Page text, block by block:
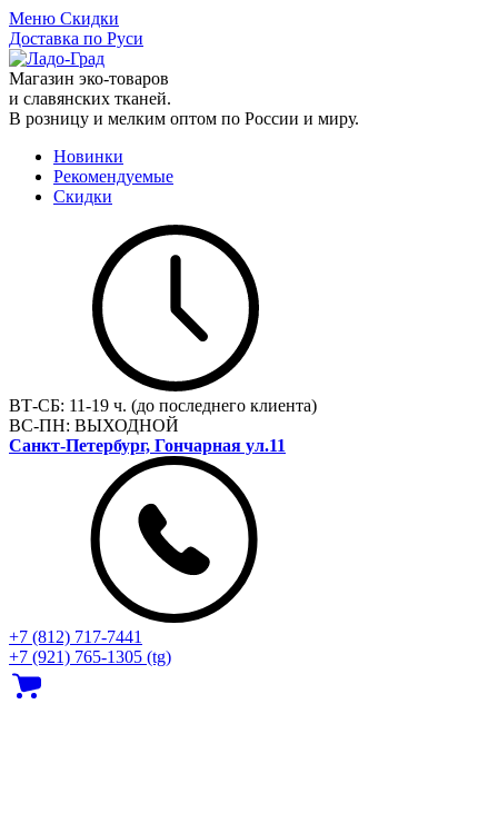
Меню Скидки
Доставка по Руси
Магазин эко-товаров
и славянских тканей.
В розницу и мелким оптом по России и миру.
Новинки
Рекомендуемые
Скидки
ВТ-СБ: 11-19 ч. (до последнего клиента)
ВС-ПН: ВЫХОДНОЙ
Санкт-Петербург, Гончарная ул.11
+7 (812) 717‑7441
+7 (921) 765-1305 (tg)